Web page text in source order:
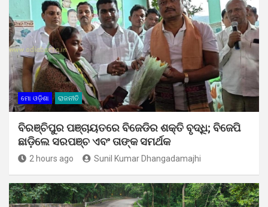
ମୋ ଓଡ଼ିଶା ରାଜନୀତି
ବିରଞ୍ଚିପୁର ପଞ୍ଚାୟତରେ ବିଜେଡିର ଶକ୍ତି ବୃଦ୍ଧି; ବିଜେପି
ଛାଡ଼ିଲେ ସରପଞ୍ଚ ଏବଂ ତାଙ୍କ ସମର୍ଥକ
2 hours ago Sunil Kumar Dhangadamajhi